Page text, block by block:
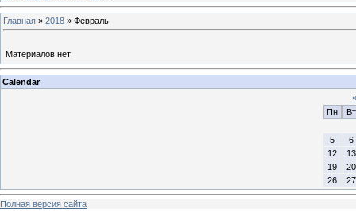
Главная » 2018 » Февраль
Материалов нет
Calendar
«
Пн
Вт
5
6
12
13
19
20
26
27
Полная версия сайта